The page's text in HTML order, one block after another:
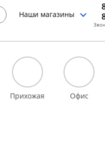
Наши магазины
Прихожая Офис